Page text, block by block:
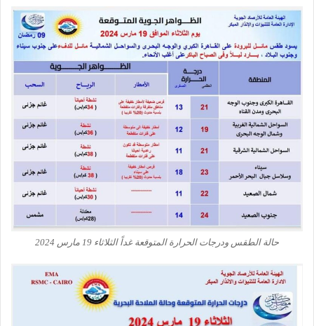
حالة الطقس ودرجات الحرارة المتوقعة غداً الثلاثاء 19 مارس 2024